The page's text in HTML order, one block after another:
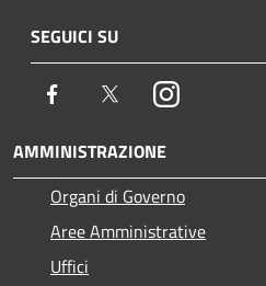
SEGUICI SU
Facebook TwitterInstagram
AMMINISTRAZIONE
Organi di Governo
Aree Amministrative
Uffici